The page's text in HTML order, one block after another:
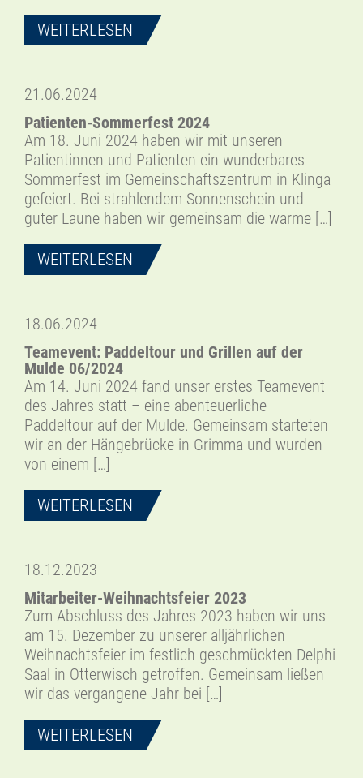
WEITERLESEN
21.06.2024
Patienten-Sommerfest 2024
Am 18. Juni 2024 haben wir mit unseren
Patientinnen und Patienten ein wunderbares
Sommerfest im Gemeinschaftszentrum in Klinga
gefeiert. Bei strahlendem Sonnenschein und
guter Laune haben wir gemeinsam die warme […]
WEITERLESEN
18.06.2024
Teamevent: Paddeltour und Grillen auf der
Mulde 06/2024
Am 14. Juni 2024 fand unser erstes Teamevent
des Jahres statt – eine abenteuerliche
Paddeltour auf der Mulde. Gemeinsam starteten
wir an der Hängebrücke in Grimma und wurden
von einem […]
WEITERLESEN
18.12.2023
Mitarbeiter-Weihnachtsfeier 2023
Zum Abschluss des Jahres 2023 haben wir uns
am 15. Dezember zu unserer alljährlichen
Weihnachtsfeier im festlich geschmückten Delphi
Saal in Otterwisch getroffen. Gemeinsam ließen
wir das vergangene Jahr bei […]
WEITERLESEN